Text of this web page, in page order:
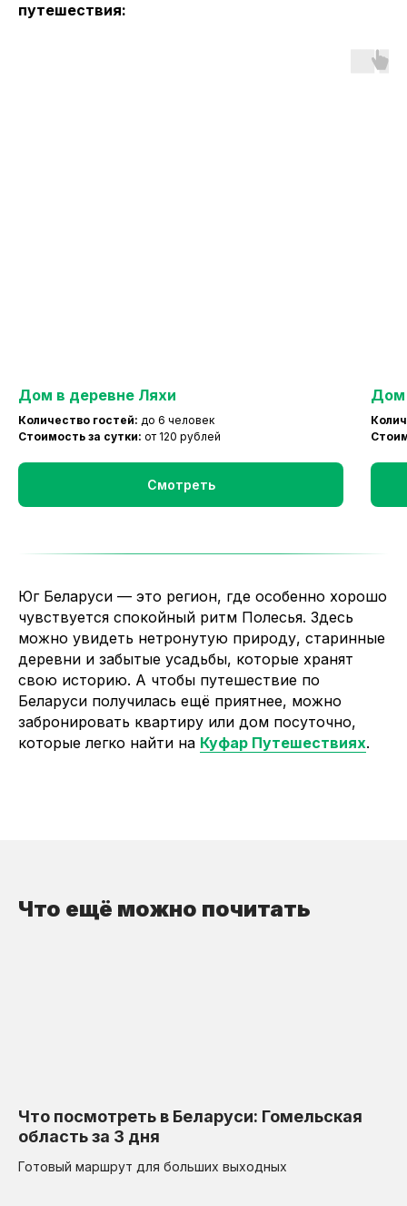
путешествия:
Дом в деревне Ляхи
Количество гостей: до 6 человек
Стоимость за сутки: от 120 рублей
Смотреть
Дом
Юг Беларуси — это регион, где особенно хорошо
чувствуется спокойный ритм Полесья. Здесь
можно увидеть нетронутую природу, старинные
деревни и забытые усадьбы, которые хранят
свою историю. А чтобы путешествие по
Беларуси получилась ещё приятнее, можно
забронировать квартиру или дом посуточно,
которые легко найти на Куфар Путешествиях.
Что ещё можно почитать
Что посмотреть в Беларуси: Гомельская
область за 3 дня
Готовый маршрут для больших выходных